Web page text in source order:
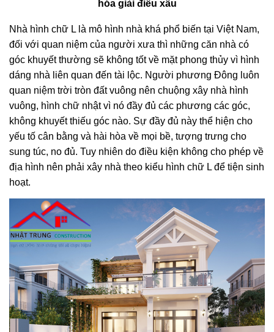
hóa giải điều xấu
Nhà hình chữ L là mô hình nhà khá phổ biến tại Việt Nam,
đối với quan niệm của người xưa thì những căn nhà có
góc khuyết thường sẽ không tốt về mặt phong thủy vì hình
dáng nhà liên quan đến tài lộc. Người phương Đông luôn
quan niệm trời tròn đất vuông nên chuộng xây nhà hình
vuông, hình chữ nhật vì nó đầy đủ các phương các góc,
không khuyết thiếu góc nào. Sự đầy đủ này thể hiện cho
yếu tố cân bằng và hài hòa về mọi bề, tượng trưng cho
sung túc, no đủ. Tuy nhiên do điều kiện không cho phép về
địa hình nên phải xây nhà theo kiểu hình chữ L để tiện sinh
hoạt.